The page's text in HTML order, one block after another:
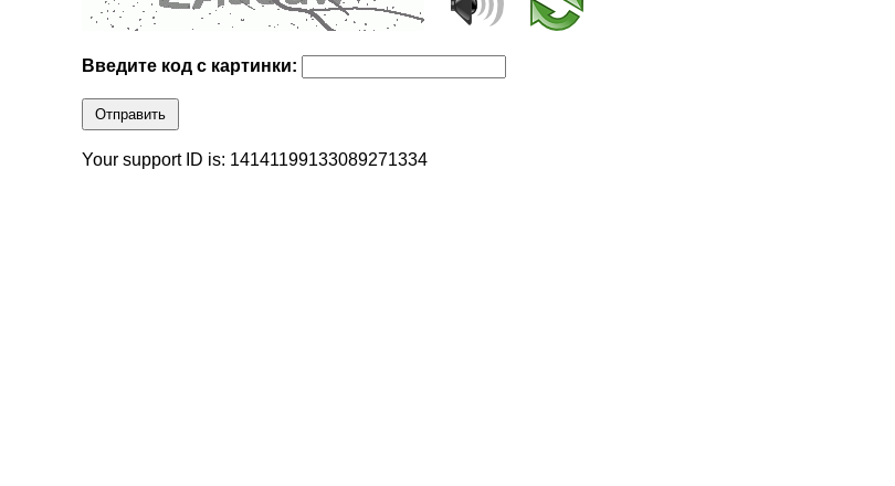
Введите код с картинки:
Отправить
Your support ID is: 14141199133089271334